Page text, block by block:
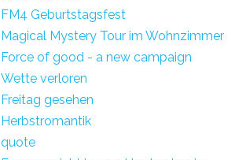
FM4 Geburtstagsfest
Magical Mystery Tour im Wohnzimmer
Force of good - a new campaign
Wette verloren
Freitag gesehen
Herbstromantik
quote